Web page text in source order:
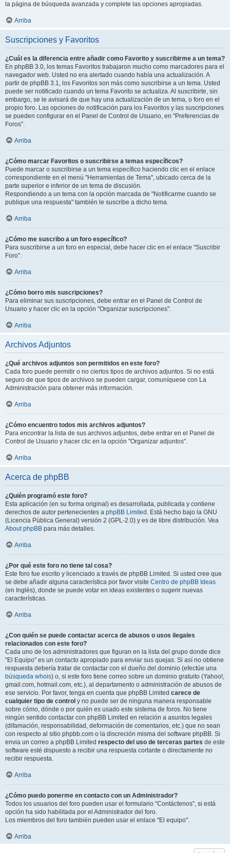
la página de búsqueda avanzada y complete las opciones apropiadas.
Arriba
Suscripciones y Favoritos
¿Cuál es la diferencia entre añadir como Favorito y suscribirme a un tema?
En phpBB 3.0, los temas Favoritos trabajaron mucho como marcadores para el
navegador web. Usted no era alertado cuando había una actualización. A
partir de phpBB 3.1, los Favoritos son más como suscribirse a un tema. Usted
puede ser notificado cuando un tema Favorito se actualiza. Al suscribirte, sin
embargo, se le avisará de que hay una actualización de un tema, o foro en el
propio foro. Las opciones de notificación para los Favoritos y las suscripciones
se pueden configurar en el Panel de Control de Usuario, en "Preferencias de
Foros".
Arriba
¿Cómo marcar Favoritos o suscribirse a temas específicos?
Puede marcar o suscribirse a un tema específico haciendo clic en el enlace
correspondiente en el menú "Herramientas de Tema", ubicado cerca de la
parte superior e inferior de un tema de discusión.
Respondiendo a un tema con la opción marcada de "Notificarme cuando se
publique una respuesta" también le suscribe a dicho tema.
Arriba
¿Cómo me suscribo a un foro específico?
Para suscribirse a un foro en especial, debe hacer clic en el enlace "Suscribir
Foro".
Arriba
¿Cómo borro mis suscripciones?
Para eliminar sus suscripciones, debe entrar en el Panel de Control de
Usuario y hacer clic en la opción "Organizar suscripciones".
Arriba
Archivos Adjuntos
¿Qué archivos adjuntos son permitidos en este foro?
Cada foro puede permitir o no ciertos tipos de archivos adjuntos. Si no está
seguro de que tipos de archivos se pueden cargar, comuníquese con La
Administración para obtener más información.
Arriba
¿Cómo encuentro todos mis archivos adjuntos?
Para encontrar la lista de sus archivos adjuntos, debe entrar en el Panel de
Control de Usuario y hacer clic en la opción "Organizar adjuntos".
Arriba
Acerca de phpBB
¿Quién programó este foro?
Esta aplicación (en su forma original) es desarrollada, publicada y contiene
derechos de autor pertenecientes a phpBB Limited . Está hecho bajo la GNU
(Licencia Pública General) versión 2 (GPL-2.0) y es de libre distribución. Vea
About phpBB para más detalles.
Arriba
¿Por qué este foro no tiene tal cosa?
Este foro fue escrito y licenciado a través de phpBB Limited. Si usted cree que
se debe añadir alguna característica por favor visite Centro de phpBB Ideas
(en Inglés), donde se puede votar en ideas existentes o sugerir nuevas
características.
Arriba
¿Con quién se puede contactar acerca de abusos o usos ilegales
relacionados con este foro?
Cada uno de los administradores que figuran en la lista del grupo donde dice
"El Equipo" es un contacto apropiado para enviar sus quejas. Si así no obtiene
respuesta debería tratar de contactar con el dueño del dominio (efectúe una
búsqueda whois) o, si este foro tiene correo sobre un dominio gratuito (Yahoo!,
gmail.com, hotmail.com, etc.), al departamento o administración de abusos de
ese servicio. Por favor, tenga en cuenta que phpBB Limited carece de
cualquier tipo de control y no puede ser de ninguna manera responsable
sobre cómo, dónde o por quién es usado este sistema de foros. No tiene
ningún sentido contactar con phpBB Limited en relación a asuntos legales
(difamación, responsabilidad, deformación de comentarios, etc.) que no sean
con respecto al sitio phpbb.com o la discreción misma del software phpBB. Si
envia un correo a phpBB Limited respecto del uso de terceras partes de este
software esté dispuesto a recibir una respuesta cortante o directamente no
recibir respuesta.
Arriba
¿Cómo puedo ponerme en contacto con un Administrador?
Todos los usuarios del foro pueden usar el formulario “Contáctenos”, si está
opción ha sido habilitada por el Administrador del foro.
Los miembros del foro también pueden usar el enlace "El equipo".
Arriba